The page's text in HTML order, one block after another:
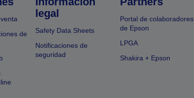
de
legal
Safety Data Sheets
Notificaciones de
seguridad
Portal de colaboradores
de Epson
LPGA
Shakira + Epson